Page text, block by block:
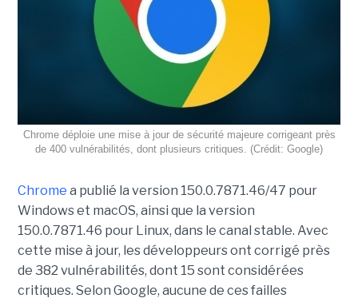
Chrome déploie une mise à jour de sécurité majeure corrigeant près
de 400 vulnérabilités, dont plusieurs critiques. (Crédit: Google)
Chrome a publié la version 150.0.7871.46/47 pour
Windows et macOS, ainsi que la version
150.0.7871.46 pour Linux, dans le canal stable. Avec
cette mise à jour, les développeurs ont corrigé près
de 382 vulnérabilités, dont 15 sont considérées
critiques. Selon Google, aucune de ces failles